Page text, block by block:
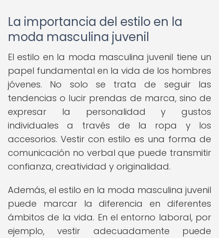
La importancia del estilo en la
moda masculina juvenil
El estilo en la moda masculina juvenil tiene un
papel fundamental en la vida de los hombres
jóvenes. No solo se trata de seguir las
tendencias o lucir prendas de marca, sino de
expresar la personalidad y gustos
individuales a través de la ropa y los
accesorios. Vestir con estilo es una forma de
comunicación no verbal que puede transmitir
confianza, creatividad y originalidad.
Además, el estilo en la moda masculina juvenil
puede marcar la diferencia en diferentes
ámbitos de la vida. En el entorno laboral, por
ejemplo, vestir adecuadamente puede